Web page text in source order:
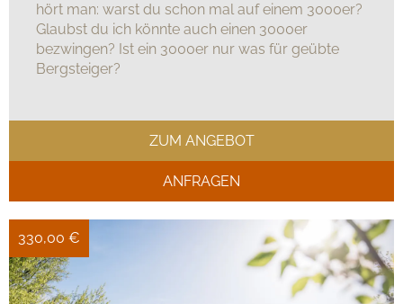
hört man: warst du schon mal auf einem 3000er?
Glaubst du ich könnte auch einen 3000er
bezwingen? Ist ein 3000er nur was für geübte
Bergsteiger?
ZUM ANGEBOT
ANFRAGEN
330,00 €